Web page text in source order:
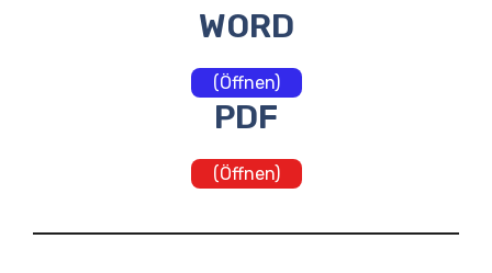
WORD
(Öffnen)
PDF
(Öffnen)